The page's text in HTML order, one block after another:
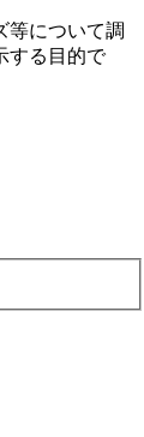
等について調
する⽬的で